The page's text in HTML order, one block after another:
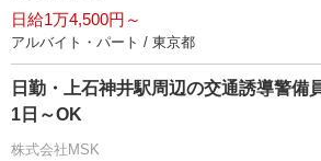
日給1万4,500円～
アルバイト・パート / 東京都
日勤・上石神井駅周辺の交通誘導警備
1日～OK
株式会社MSK